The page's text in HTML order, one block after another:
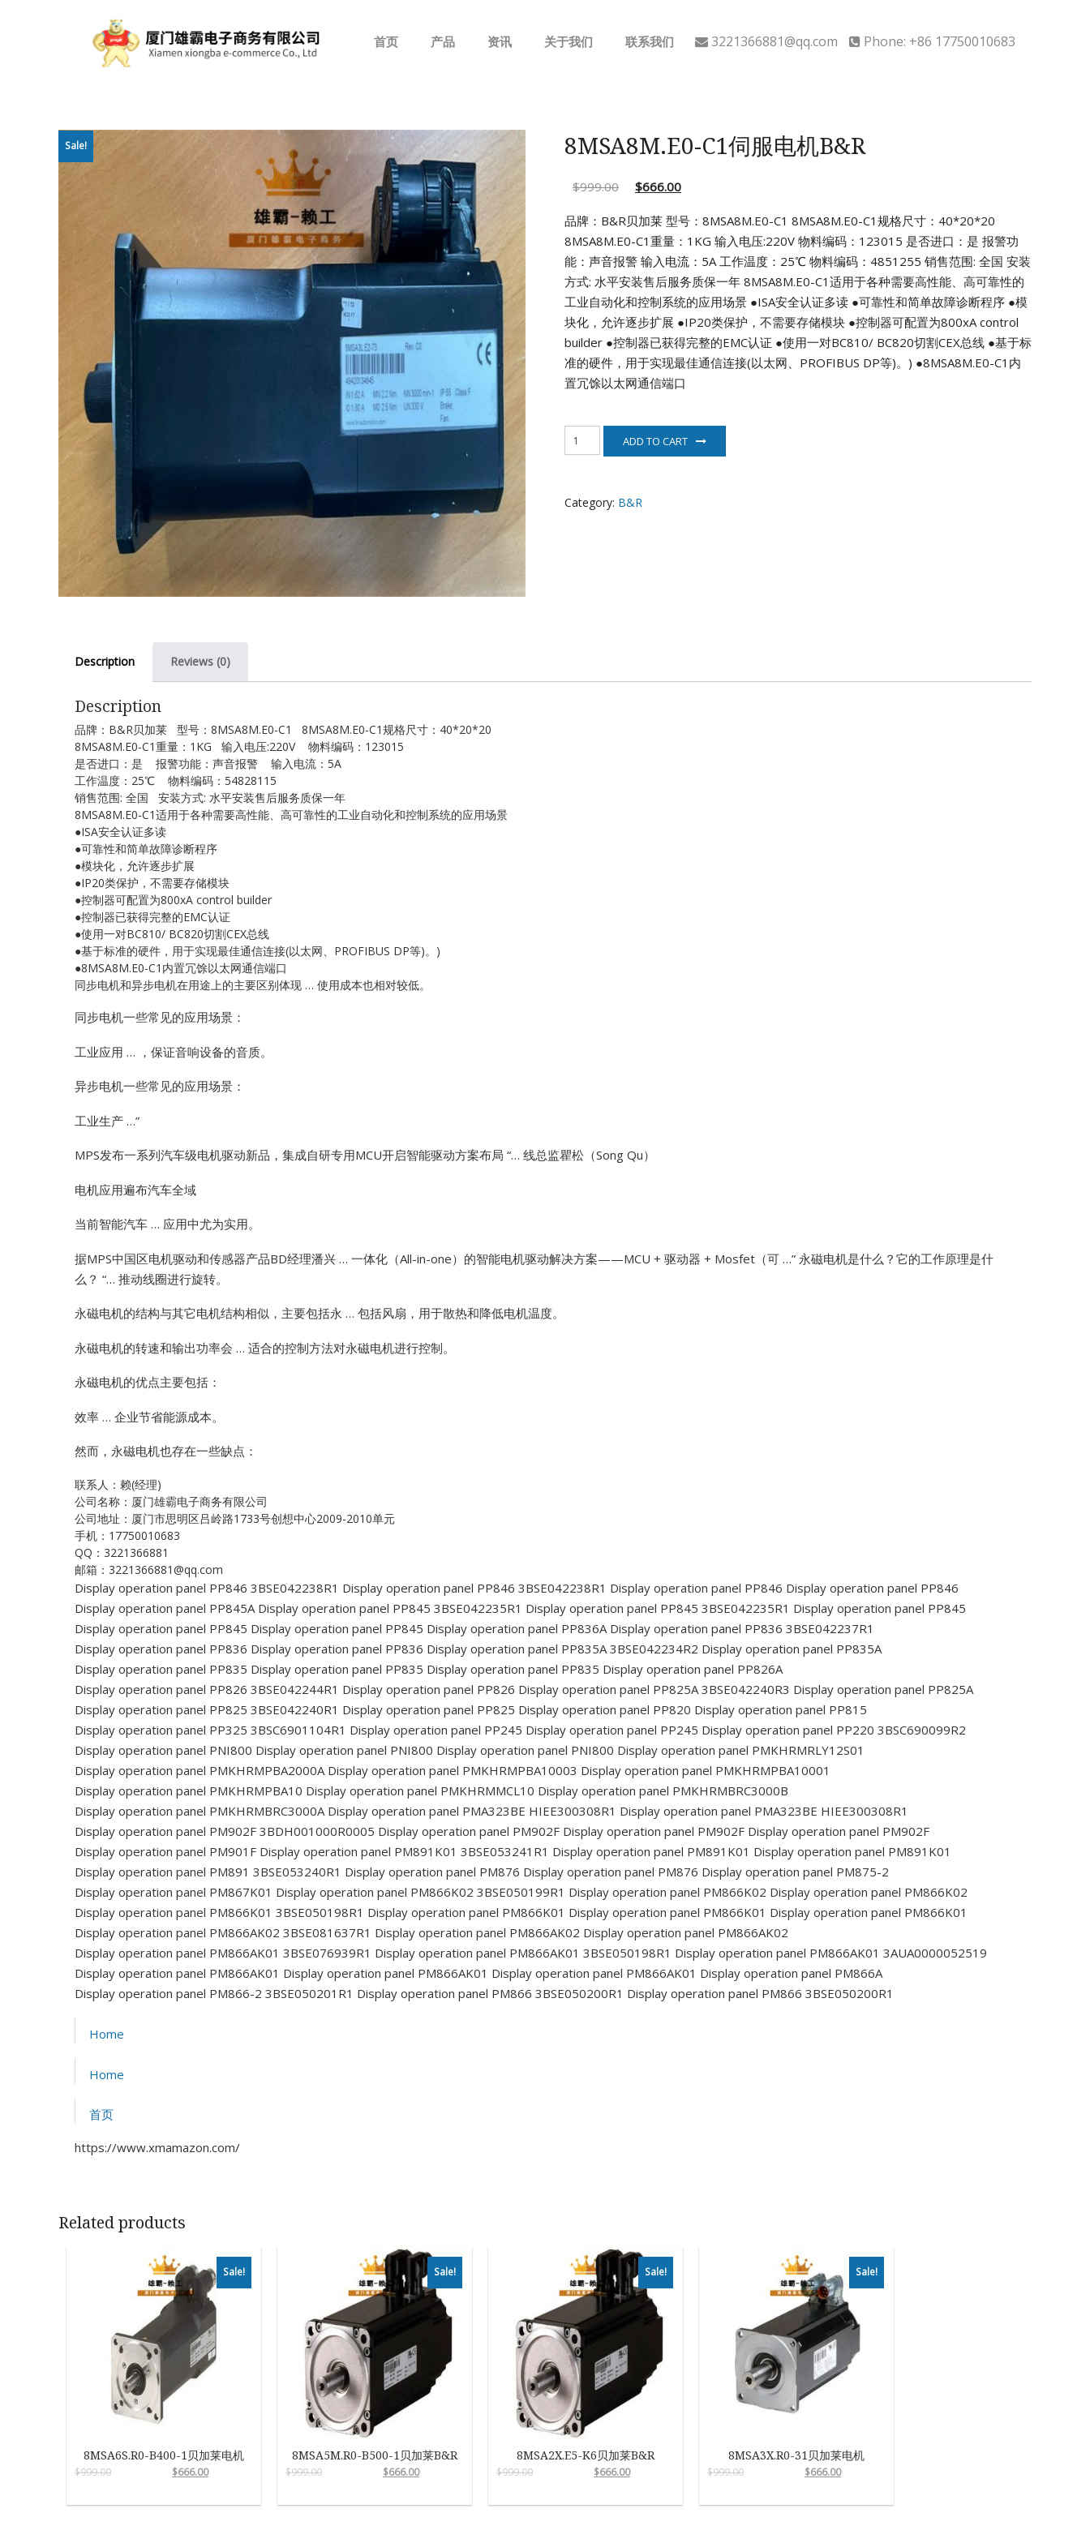
3221366881@qq.com Phone: +86 17750010683
首页 产品
B&R
GE
EMERSON
AMAT
Bently Nevada
NI
ELAU
Enterasys
EPRO
Kollmorgen
Lam Research
WATLOW ANAFAZE
资讯
公司介绍
关于我们 联系我们
Sale! 8MSA8M.E0-C1伺服电机B&R
$999.00 $666.00
品牌：B&R贝加莱 型号：8MSA8M.E0-C1 8MSA8M.E0-C1规格尺寸：40*20*20
8MSA8M.E0-C1重量：1KG 输入电压:220V 物料编码：123015 是否进口：是 报警功
能：声音报警 输入电流：5A工作温度：25℃ 物料编码：4851255 销售范围: 全国 安装
方式: 水平安装售后服务质保一年 8MSA8M.E0-C1适用于各种需要高性能、高可靠性的
工业自动化和控制系统的应用场景 ●ISA安全认证多读 ●可靠性和简单故障诊断程序 ●模
块化，允许逐步扩展 ●IP20类保护，不需要存储模块 ●控制器可配置为800xA control
builder ●控制器已获得完整的EMC认证 ●使用一对BC810/ BC820切割CEX总线 ●基于标
准的硬件，用于实现最佳通信连接(以太网、PROFIBUS DP等)。) ●8MSA8M.E0-C1内
置冗馀以太网通信端口
机
ADD TO CART
Category: B&R
Description Reviews (0)
Description
品牌：B&R贝加莱 型号：8MSA8M.E0-C1 8MSA8M.E0-C1规格尺寸：40*20*20
8MSA8M.E0-C1重量：1KG 输入电压:220V 物料编码：123015
是否进口：是 报警功能：声音报警 输入电流：5A
工作温度：25℃ 物料编码：54828115
销售范围: 全国 安装方式: 水平安装售后服务质保一年
8MSA8M.E0-C1适用于各种需要高性能、高可靠性的工业自动化和控制系统的应用场景
●ISA安全认证多读
●可靠性和简单故障诊断程序
●模块化，允许逐步扩展
●IP20类保护，不需要存储模块
●控制器可配置为800xA control builder
●控制器已获得完整的EMC认证
●使用一对BC810/ BC820切割CEX总线
●基于标准的硬件，用于实现最佳通信连接(以太网、PROFIBUS DP等)。)
●8MSA8M.E0-C1内置冗馀以太网通信端口
同步电机和异步电机在用途上的主要区别体现 … 使用成本也相对较低。
同步电机一些常见的应用场景：
工业应用 … ，保证音响设备的音质。
异步电机一些常见的应用场景：
工业生产 …”
MPS发布一系列汽车级电机驱动新品，集成自研专用MCU开启智能驱动方案布局 “… 线总监瞿松（Song Qu）
电机应用遍布汽车全域
当前智能汽车 … 应用中尤为实用。
据MPS中国区电机驱动和传感器产品BD经理潘兴 … 一体化（All-in-one）的智能电机驱动解决方案——MCU + 驱动器 + Mosfet（可 …” 永磁电机是什么？它的工作原理是什
么？ “… 推动线圈进行旋转。
永磁电机的结构与其它电机结构相似，主要包括永 … 包括风扇，用于散热和降低电机温度。
永磁电机的转速和输出功率会 … 适合的控制方法对永磁电机进行控制。
永磁电机的优点主要包括：
效率 … 企业节省能源成本。
然而，永磁电机也存在一些缺点：
联系人：赖(经理)
公司名称：厦门雄霸电子商务有限公司
公司地址：厦门市思明区吕岭路1733号创想中心2009-2010单元
手机：17750010683
QQ：3221366881
邮箱：3221366881@qq.com
Display operation panel PP846 3BSE042238R1 Display operation panel PP846 3BSE042238R1 Display operation panel PP846 Display operation panel PP846
Display operation panel PP845A Display operation panel PP845 3BSE042235R1 Display operation panel PP845 3BSE042235R1 Display operation panel PP845
Display operation panel PP845 Display operation panel PP845 Display operation panel PP836A Display operation panel PP836 3BSE042237R1
Display operation panel PP836 Display operation panel PP836 Display operation panel PP835A 3BSE042234R2 Display operation panel PP835A
Display operation panel PP835 Display operation panel PP835 Display operation panel PP835 Display operation panel PP826A
Display operation panel PP826 3BSE042244R1 Display operation panel PP826 Display operation panel PP825A 3BSE042240R3 Display operation panel PP825A
Display operation panel PP825 3BSE042240R1 Display operation panel PP825 Display operation panel PP820 Display operation panel PP815
Display operation panel PP325 3BSC6901104R1 Display operation panel PP245 Display operation panel PP245 Display operation panel PP220 3BSC690099R2
Display operation panel PNI800 Display operation panel PNI800 Display operation panel PNI800 Display operation panel PMKHRMRLY12S01
Display operation panel PMKHRMPBA2000A Display operation panel PMKHRMPBA10003 Display operation panel PMKHRMPBA10001
Display operation panel PMKHRMPBA10 Display operation panel PMKHRMMCL10 Display operation panel PMKHRMBRC3000B
Display operation panel PMKHRMBRC3000A Display operation panel PMA323BE HIEE300308R1 Display operation panel PMA323BE HIEE300308R1
Display operation panel PM902F 3BDH001000R0005 Display operation panel PM902F Display operation panel PM902F Display operation panel PM902F
Display operation panel PM901F Display operation panel PM891K01 3BSE053241R1 Display operation panel PM891K01 Display operation panel PM891K01
Display operation panel PM891 3BSE053240R1 Display operation panel PM876 Display operation panel PM876 Display operation panel PM875-2
Display operation panel PM867K01 Display operation panel PM866K02 3BSE050199R1 Display operation panel PM866K02 Display operation panel PM866K02
Display operation panel PM866K01 3BSE050198R1 Display operation panel PM866K01 Display operation panel PM866K01 Display operation panel PM866K01
Display operation panel PM866AK02 3BSE081637R1 Display operation panel PM866AK02 Display operation panel PM866AK02
Display operation panel PM866AK01 3BSE076939R1 Display operation panel PM866AK01 3BSE050198R1 Display operation panel PM866AK01 3AUA0000052519
Display operation panel PM866AK01 Display operation panel PM866AK01 Display operation panel PM866AK01 Display operation panel PM866A
Display operation panel PM866-2 3BSE050201R1 Display operation panel PM866 3BSE050200R1 Display operation panel PM866 3BSE050200R1
Home
Home
首页
https://www.xmamazon.com/
Related products
Sale!
8MSA6S.R0-B400-1贝加莱电机
$999.00 $666.00
Sale!
8MSA5M.R0-B500-1贝加莱B&R
$999.00 $666.00
Sale!
8MSA2X.E5-K6贝加莱B&R
$999.00 $666.00
Sale!
8MSA3X.R0-31贝加莱电机
$999.00 $666.00